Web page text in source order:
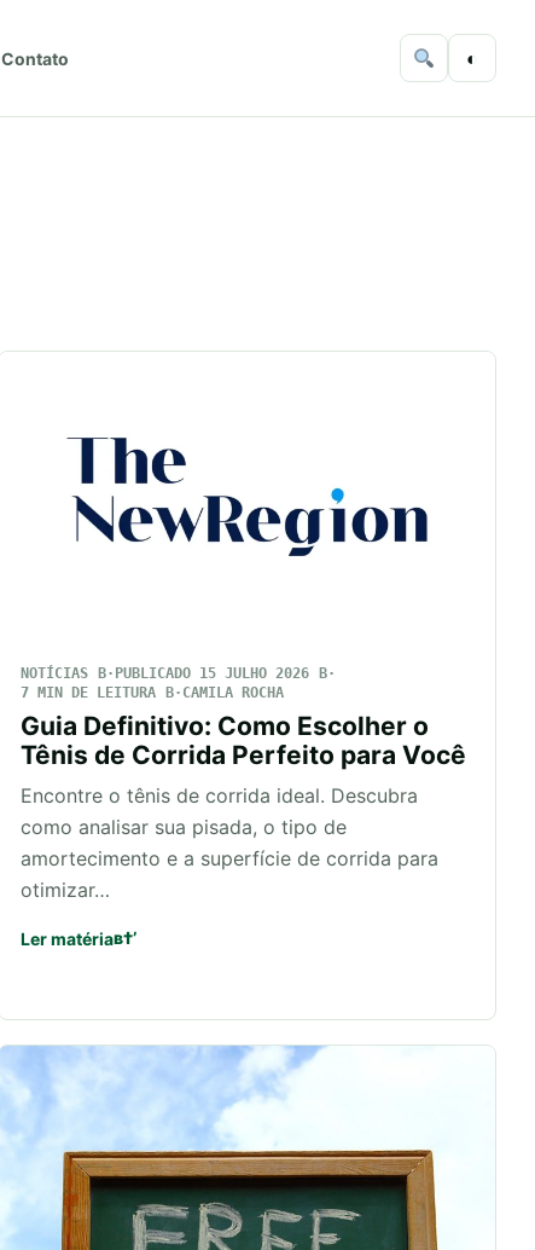
Contato ◐
NOTÍCIAS
PUBLICADO 15 JULHO 2026
7 MIN DE LEITURA
CAMILA ROCHA
Guia Definitivo: Como Escolher o
Tênis de Corrida Perfeito para Você
Encontre o tênis de corrida ideal. Descubra
como analisar sua pisada, o tipo de
amortecimento e a superfície de corrida para
otimizar…
Ler matéria